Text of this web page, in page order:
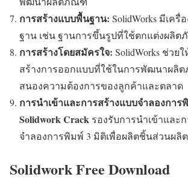
การสร้างแบบพื้นฐาน: SolidWorks มีเค
ฐาน เช่น ฐานการขึ้นรูปที่ใช้ตกแต่งผลิ
การสร้างโดยสมัครใจ: SolidWorks ช่วย
สร้างการออกแบบที่ใช้ในการพัฒนาผลิ
สนองความต้องการของลูกค้าและตลาด
การนำเข้าและการสร้างแบบจำลองการ
Solidwork Crack รองรับการนำเข้าและ
จำลองการพิมพ์ 3 มิติเพื่อผลิตชิ้นส่วนผ
Solidwork Free Download